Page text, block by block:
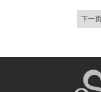
下一